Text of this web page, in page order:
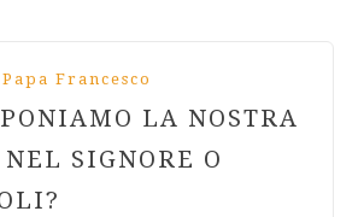
Francesco
LA NOSTRA
SIGNORE O